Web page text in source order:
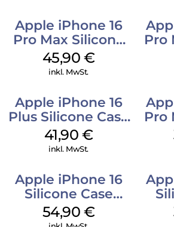
Apple iPhone 16
Pro Max Silicone
Case MagSafe
Ultramarine
45,90 €
inkl. MwSt.
Pro
Apple iPhone 16
Plus Silicone Case
MagSafe Stone
Gray
41,90 €
inkl. MwSt.
Pro
Apple iPhone 16
Silicone Case
MagSafe Black
54,90 €